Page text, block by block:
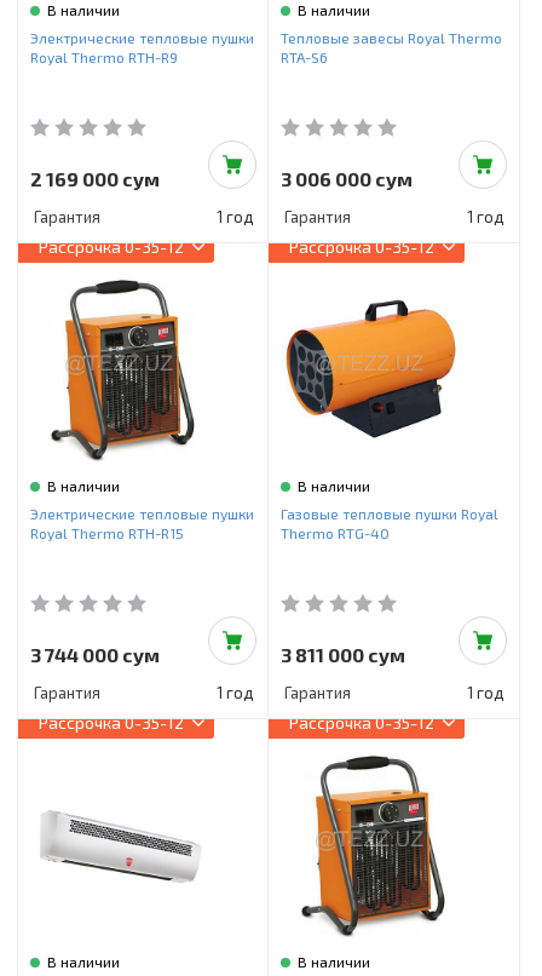
В наличии
Электрические тепловые пушки
Royal Thermo RTH-R9
2 169 000 сум
Гарантия 1 год
В наличии
Тепловые завесы Royal Thermo
RTA-S6
3 006 000 сум
Гарантия 1 год
Рассрочка0-35-12
В наличии
Электрические тепловые пушки
Royal Thermo RTH-R15
3 744 000 сум
Гарантия 1 год
Рассрочка0-35-12
В наличии
Газовые тепловые пушки Royal
Thermo RTG-40
3 811 000 сум
Гарантия 1 год
Рассрочка0-35-12
В наличии
Рассрочка0-35-12
В наличии